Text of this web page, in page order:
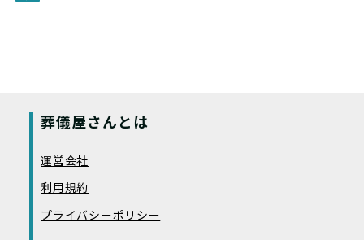
葬儀屋さんとは
運営会社
利用規約
プライバシーポリシー